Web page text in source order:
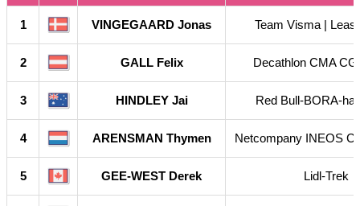
1 VINGEGAARD Jonas Team Visma |
2 GALL Felix Decathlon CMA
3 HINDLEY Jai Red Bull-BORA-
4 ARENSMAN Thymen Netcompany INEOS
5 GEE-WEST Derek Lidl-Trek